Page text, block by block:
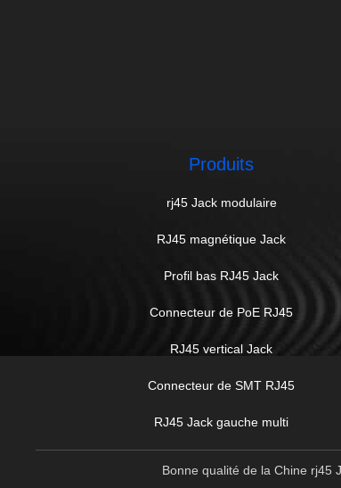
Produits
rj45 Jack modulaire
RJ45 magnétique Jack
Profil bas RJ45 Jack
Connecteur de PoE RJ45
RJ45 vertical Jack
Connecteur de SMT RJ45
RJ45 Jack gauche multi
Bonne qualité de la Chine rj45